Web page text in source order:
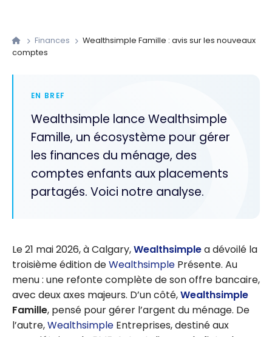
Finances
Wealthsimple Famille : avis sur les nouveaux
comptes
EN BREF
Wealthsimple lance Wealthsimple
Famille, un écosystème pour gérer
les finances du ménage, des
comptes enfants aux placements
partagés. Voici notre analyse.
Le 21 mai 2026, à Calgary,Wealthsimplea dévoilé la
troisième édition deWealthsimple Présente. Au
menu : une refonte complète de son offre bancaire,
avec deux axes majeurs. D’un côté,Wealthsimple
Famille, pensé pour gérer l’argent du ménage. De
l’autre,Wealthsimple Entreprises, destiné aux